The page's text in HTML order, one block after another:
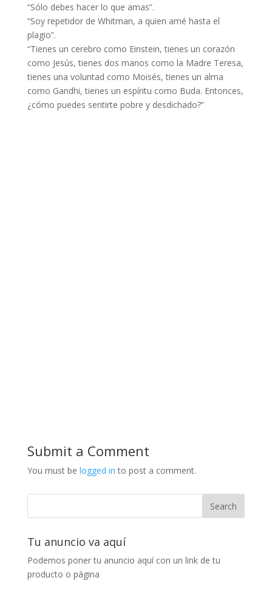
“Sólo debes hacer lo que amas”.
“Soy repetidor de Whitman, a quien amé hasta el
plagio”.
“Tienes un cerebro como Einstein, tienes un corazón
como Jesús, tienes dos manos como la Madre Teresa,
tienes una voluntad como Moisés, tienes un alma
como Gandhi, tienes un espíritu como Buda. Entonces,
¿cómo puedes sentirte pobre y desdichado?”
Submit a Comment
You must be logged in to post a comment.
Tu anuncio va aquí
Podemos poner tu anuncio aquí con un link de tu
producto o página